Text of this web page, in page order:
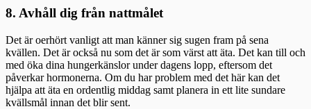
8. Avhåll dig från nattmålet
Det är oerhört vanligt att man känner sig sugen fram på sena
kvällen. Det är också nu som det är som värst att äta. Det kan till och
med öka dina hungerkänslor under dagens lopp, eftersom det
påverkar hormonerna. Om du har problem med det här kan det
hjälpa att äta en ordentlig middag samt planera in ett lite sundare
kvällsmål innan det blir sent.